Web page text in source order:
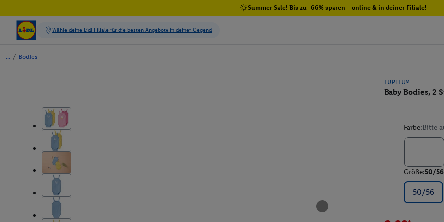
Summer Sale! Bis zu -66% sparen – online & in deiner Filiale!
/ Bodies
LUPILU®
Baby Bodies, 2
Farbe:Bitte
Größe:50/56
50/56